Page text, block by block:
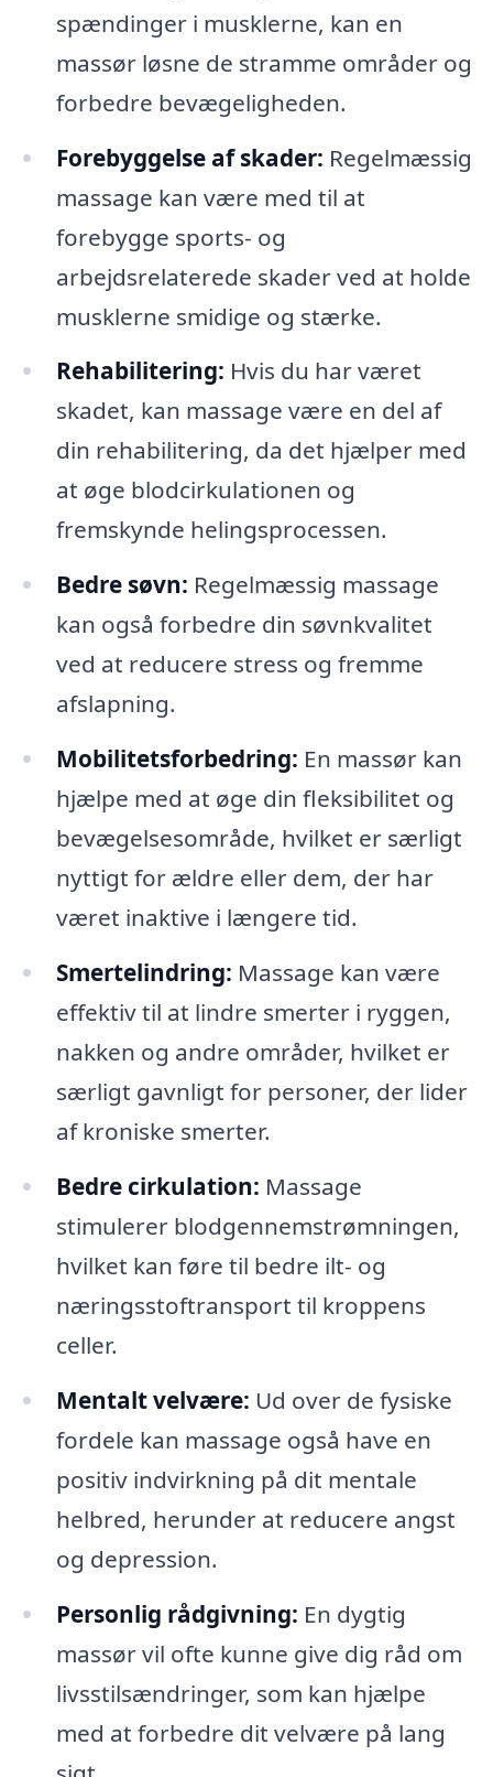
spændinger i musklerne, kan en
massør løsne de stramme områder og
forbedre bevægeligheden.
Forebyggelse af skader: Regelmæssig
massage kan være med til at
forebygge sports- og
arbejdsrelaterede skader ved at holde
musklerne smidige og stærke.
Rehabilitering: Hvis du har været
skadet, kan massage være en del af
din rehabilitering, da det hjælper med
at øge blodcirkulationen og
fremskynde helingsprocessen.
Bedre søvn: Regelmæssig massage
kan også forbedre din søvnkvalitet
ved at reducere stress og fremme
afslapning.
Mobilitetsforbedring: En massør kan
hjælpe med at øge din fleksibilitet og
bevægelsesområde, hvilket er særligt
nyttigt for ældre eller dem, der har
været inaktive i længere tid.
Smertelindring: Massage kan være
effektiv til at lindre smerter i ryggen,
nakken og andre områder, hvilket er
særligt gavnligt for personer, der lider
af kroniske smerter.
Bedre cirkulation: Massage
stimulerer blodgennemstrømningen,
hvilket kan føre til bedre ilt- og
næringsstoftransport til kroppens
celler.
Mentalt velvære: Ud over de fysiske
fordele kan massage også have en
positiv indvirkning på dit mentale
helbred, herunder at reducere angst
og depression.
Personlig rådgivning: En dygtig
massør vil ofte kunne give dig råd om
livsstilsændringer, som kan hjælpe
med at forbedre dit velvære på lang